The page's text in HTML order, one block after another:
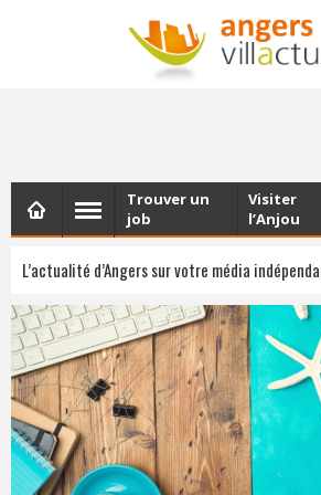
NEWSLETTER
Les dernières actualités d'Angers,
L’actualité d’Angers sur votre média
Trouver un
job
Visiter
l’Anjou